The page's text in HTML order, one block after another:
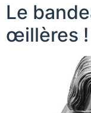
Le
œillères !